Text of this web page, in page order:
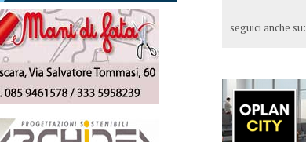
seguici anche su: